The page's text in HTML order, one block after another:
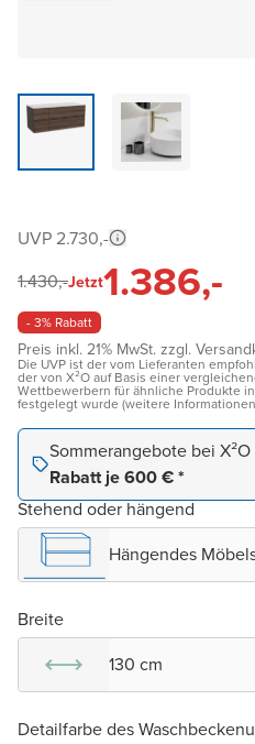
UVP 2.730,-
1.430,-Jetzt1.386,-
- 3% Rabatt
Preis inkl. 21% MwSt. zzgl.
Die UVP ist der vom Lieferanten
der von X²O auf Basis einer
Wettbewerbern für ähnliche Produkte
festgelegt wurde (weitere
Sommerangebote bei
Rabatt je 600 € *
Stehend oder hängend
Hängendes
Breite
130 cm
Detailfarbe des